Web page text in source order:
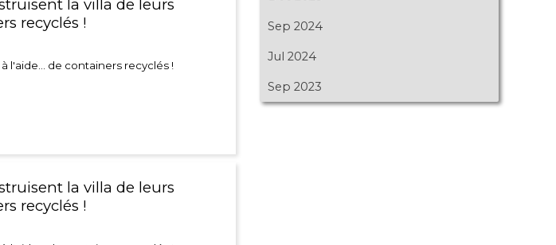
la villa de leurs
recyclés !
l'aide... de containers recyclés !
la villa de leurs
recyclés !
Sep 2024
Jul 2024
Sep 2023